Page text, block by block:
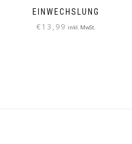
EINWECHSLUNG
€13,99 inkl. MwSt.